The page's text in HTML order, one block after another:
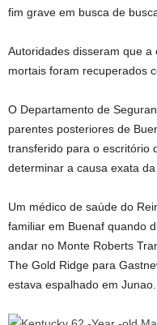
fim grave em busca de
Autoridades disseram que
mortais foram recuperados
O Departamento de
parentes posteriores de
transferido para o escritório
determinar a causa exata da
Um médico de saúde do
familiar em Buenaf quando
andar no Monte Roberts
The Gold Ridge para
estava espalhado em Junao.